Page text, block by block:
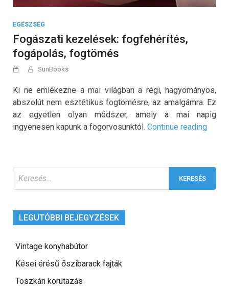
EGÉSZSÉG
Fogászati kezelések: fogfehérítés,
fogápolás, fogtömés
SunBooks
Ki ne emlékezne a mai világban a régi, hagyományos,
abszolút nem esztétikus fogtömésre, az amalgámra. Ez
az egyetlen olyan módszer, amely a mai napig
ingyenesen kapunk a fogorvosunktól. Continue reading
LEGUTÓBBI BEJEGYZÉSEK
Vintage konyhabútor
Kései érésű őszibarack fajták
Toszkán körutazás